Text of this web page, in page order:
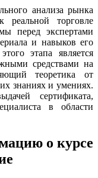
анализа рынка
реальной торговле
перед экспертами
и навыков его
этапа является
средствами на
теоретика от
знаниях и умениях.
сертификата,
в области
о курсе